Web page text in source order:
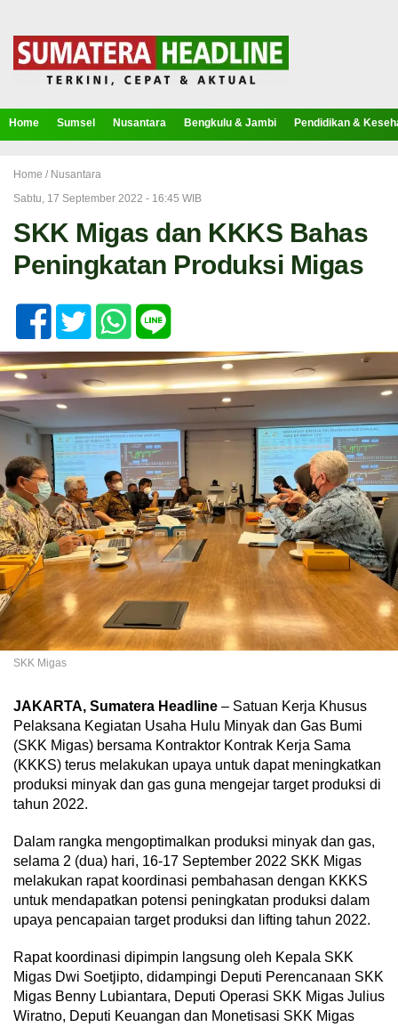
Home Sumsel Nusantara Bengkulu & Jambi Pendidikan &
Home / Nusantara
Sabtu, 17 September 2022 - 16:45 WIB
SKK Migas dan KKKS Bahas
Peningkatan Produksi Migas
SKK Migas
JAKARTA, Sumatera Headline – Satuan Kerja Khusus
Pelaksana Kegiatan Usaha Hulu Minyak dan Gas Bumi
(SKK Migas) bersama Kontraktor Kontrak Kerja Sama
(KKKS) terus melakukan upaya untuk dapat meningkatkan
produksi minyak dan gas guna mengejar target produksi di
tahun 2022.
Dalam rangka mengoptimalkan produksi minyak dan gas,
selama 2 (dua) hari, 16-17 September 2022 SKK Migas
melakukan rapat koordinasi pembahasan dengan KKKS
untuk mendapatkan potensi peningkatan produksi dalam
upaya pencapaian target produksi dan lifting tahun 2022.
Rapat koordinasi dipimpin langsung oleh Kepala SKK
Migas Dwi Soetjipto, didampingi Deputi Perencanaan SKK
Migas Benny Lubiantara, Deputi Operasi SKK Migas Julius
Wiratno, Deputi Keuangan dan Monetisasi SKK Migas